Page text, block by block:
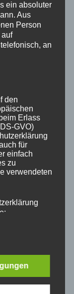
Tag in
ein absoluter
Aus
Person
an
den
Erlass
GVO)
für
einfach
zu
verwendeten